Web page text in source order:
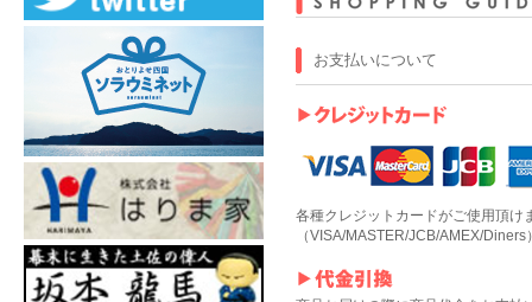
お支払いについて
各種クレジットカードがご使用頂け
（VISA/MASTER/JCB/AMEX/Diners